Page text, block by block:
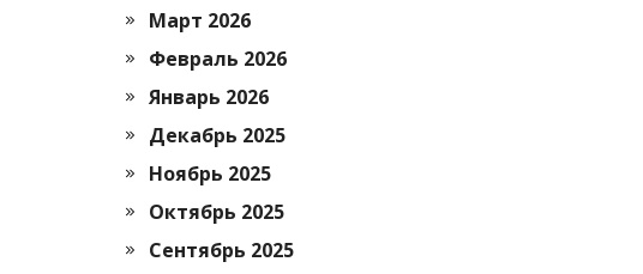
Март 2026
Февраль 2026
Январь 2026
Декабрь 2025
Ноябрь 2025
Октябрь 2025
Сентябрь 2025